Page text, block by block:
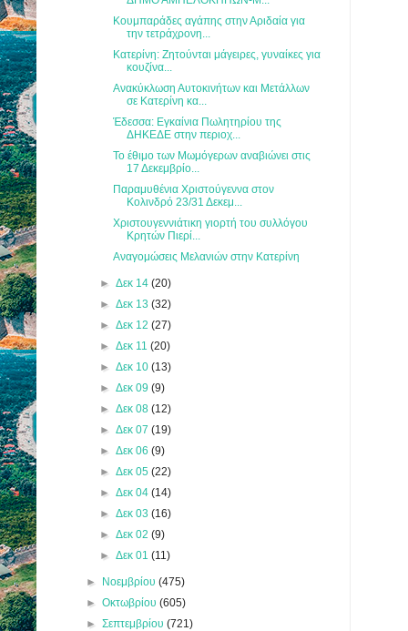
Κουμπαράδες αγάπης στην Αριδαία για
την τετράχρονη...
Κατερίνη: Ζητούνται μάγειρες, γυναίκες για
κουζίνα...
Ανακύκλωση Αυτοκινήτων και Μετάλλων
σε Κατερίνη κα...
Έδεσσα: Εγκαίνια Πωλητηρίου της
ΔΗΚΕΔΕ στην περιοχ...
Το έθιμο των Μωμόγερων αναβιώνει στις
17 Δεκεμβρίο...
Παραμυθένια Χριστούγεννα στον
Κολινδρό 23/31 Δεκεμ...
Χριστουγεννιάτικη γιορτή του συλλόγου
Κρητών Πιερί...
Αναγομώσεις Μελανιών στην Κατερίνη
► Δεκ 14 (20)
► Δεκ 13 (32)
► Δεκ 12 (27)
► Δεκ 11 (20)
► Δεκ 10 (13)
► Δεκ 09 (9)
► Δεκ 08 (12)
► Δεκ 07 (19)
► Δεκ 06 (9)
► Δεκ 05 (22)
► Δεκ 04 (14)
► Δεκ 03 (16)
► Δεκ 02 (9)
► Δεκ 01 (11)
► Νοεμβρίου(475)
►Οκτωβρίου(605)
►Σεπτεμβρίου(721)